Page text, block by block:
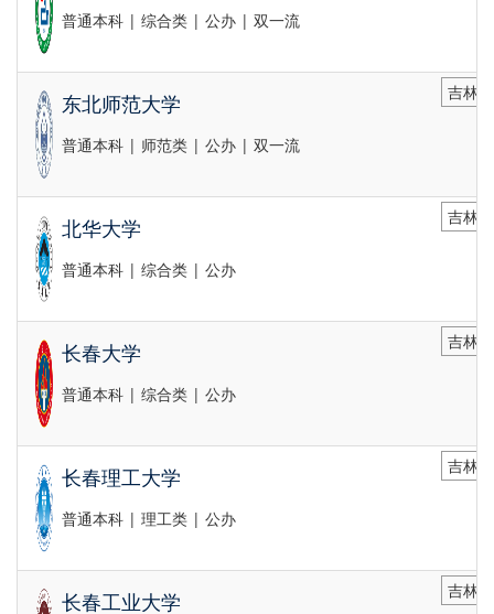
普通本科 | 综合类 | 公办 | 双一流
东北师范大学
普通本科 | 师范类 | 公办 | 双一流
吉林
北华大学
普通本科 | 综合类 | 公办
吉林
长春大学
普通本科 | 综合类 | 公办
吉林
长春理工大学
普通本科 | 理工类 | 公办
吉林
长春工业大学 吉林